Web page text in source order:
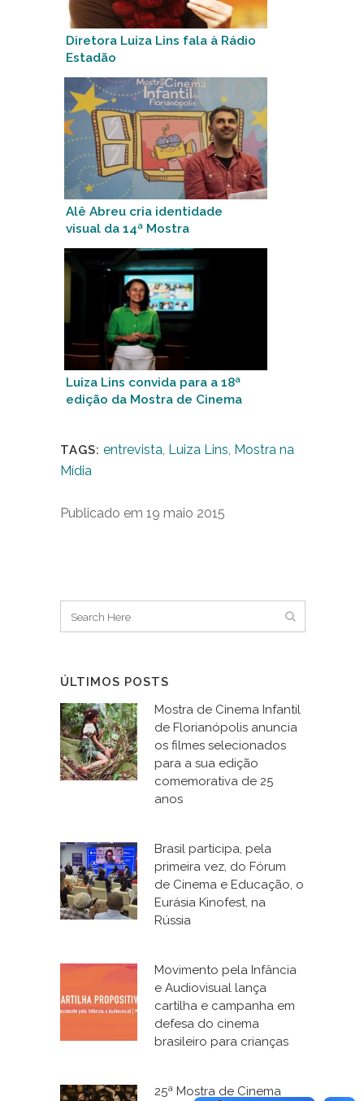
Diretora Luiza Lins fala à Rádio
Estadão
Alê Abreu cria identidade
visual da 14ª Mostra
Luiza Lins convida para a 18ª
edição da Mostra de Cinema
TAGS: entrevista, Luiza Lins, Mostra na
Mídia
Publicado em 19 maio 2015
ÚLTIMOS POSTS
Mostra de Cinema Infantil
de Florianópolis anuncia
os filmes selecionados
para a sua edição
comemorativa de 25
anos
Brasil participa, pela
primeira vez, do Fórum
de Cinema e Educação, o
Eurásia Kinofest, na
Rússia
Movimento pela Infância
e Audiovisual lança
cartilha e campanha em
defesa do cinema
brasileiro para crianças
25ª Mostra de Cinema